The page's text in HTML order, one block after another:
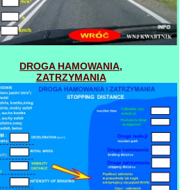
DROGA HAMOWANIA,
ZATRZYMANIA